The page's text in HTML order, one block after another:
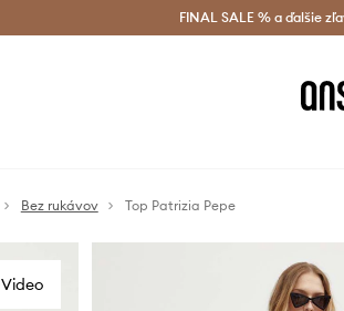
Bezplatná doprava od 60 € >
FINAL SALE % a ďalšie
Bez rukávov Top Patrizia Pepe
Video